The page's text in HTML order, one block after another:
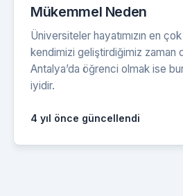
Mükemmel Neden
Üniversiteler hayatımızın en
kendimizi geliştirdiğimiz zaman
Antalya’da öğrenci olmak ise
iyidir.
4 yıl önce güncellendi